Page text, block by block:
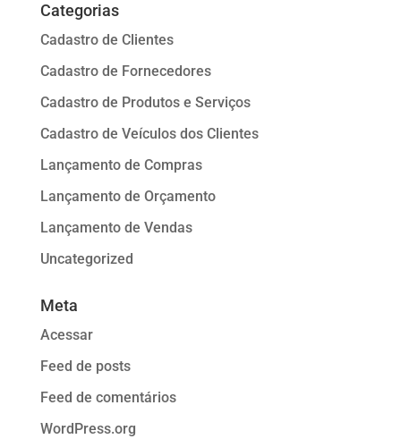
Categorias
Cadastro de Clientes
Cadastro de Fornecedores
Cadastro de Produtos e Serviços
Cadastro de Veículos dos Clientes
Lançamento de Compras
Lançamento de Orçamento
Lançamento de Vendas
Uncategorized
Meta
Acessar
Feed de posts
Feed de comentários
WordPress.org